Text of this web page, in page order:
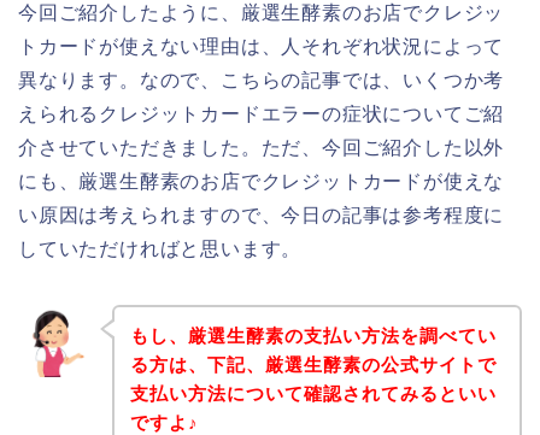
今回ご紹介したように、厳選生酵素のお店でクレジッ
トカードが使えない理由は、人それぞれ状況によって
異なります。なので、こちらの記事では、いくつか考
えられるクレジットカードエラーの症状についてご紹
介させていただきました。ただ、今回ご紹介した以外
にも、厳選生酵素のお店でクレジットカードが使えな
い原因は考えられますので、今日の記事は参考程度に
していただければと思います。
もし、厳選生酵素の支払い方法を調べてい
る方は、下記、厳選生酵素の公式サイトで
支払い方法について確認されてみるといい
ですよ♪